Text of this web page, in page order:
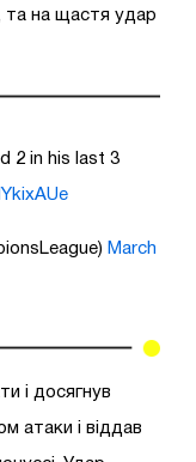
та на щастя удар
2 in his last 3
March
і досягнув
атаки і віддав